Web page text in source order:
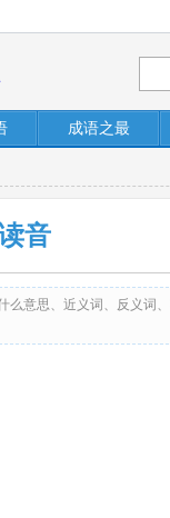
成语之最
音
么意思、近义词、反义词